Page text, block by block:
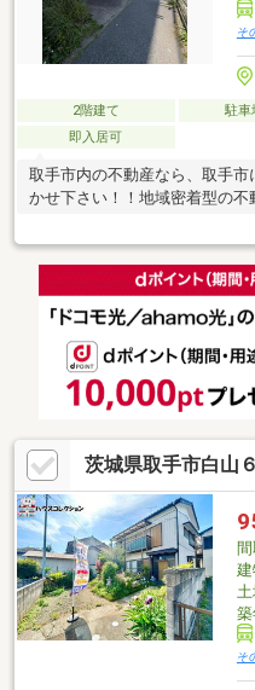
そ
2階建て 駐車
即入居可
取手市内の不動産なら、取手
かせ下さい！！地域密着型の
対応できます。(1)住宅ローン
収、勤続年数などが理由で）
はあきらめられない。(3)車の
いと言われた。↑のような、状
ご相談ください。
茨城県取手市白山
間
築
そ